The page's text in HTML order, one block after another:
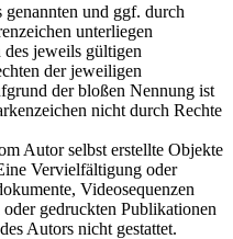
und ggf. durch
unterliegen
jeweils gültigen
der jeweiligen
der bloßen Nennung ist
nicht durch Rechte
Autor selbst erstellte Objekte
Vervielfältigung oder
Videosequenzen
gedruckten Publikationen
Autors nicht gestattet.